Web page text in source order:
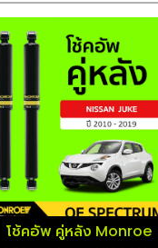
โช้คอัพ คู่หลัง Monroe